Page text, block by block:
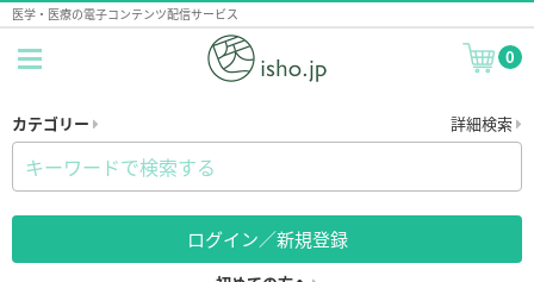
医学・医療の電子コンテンツ配信サービス
0
カテゴリー 詳細検索
ログイン／新規登録